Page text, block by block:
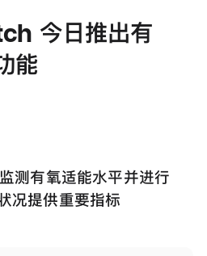
今日推出有
能
测有氧适能水平并进行
况提供重要指标